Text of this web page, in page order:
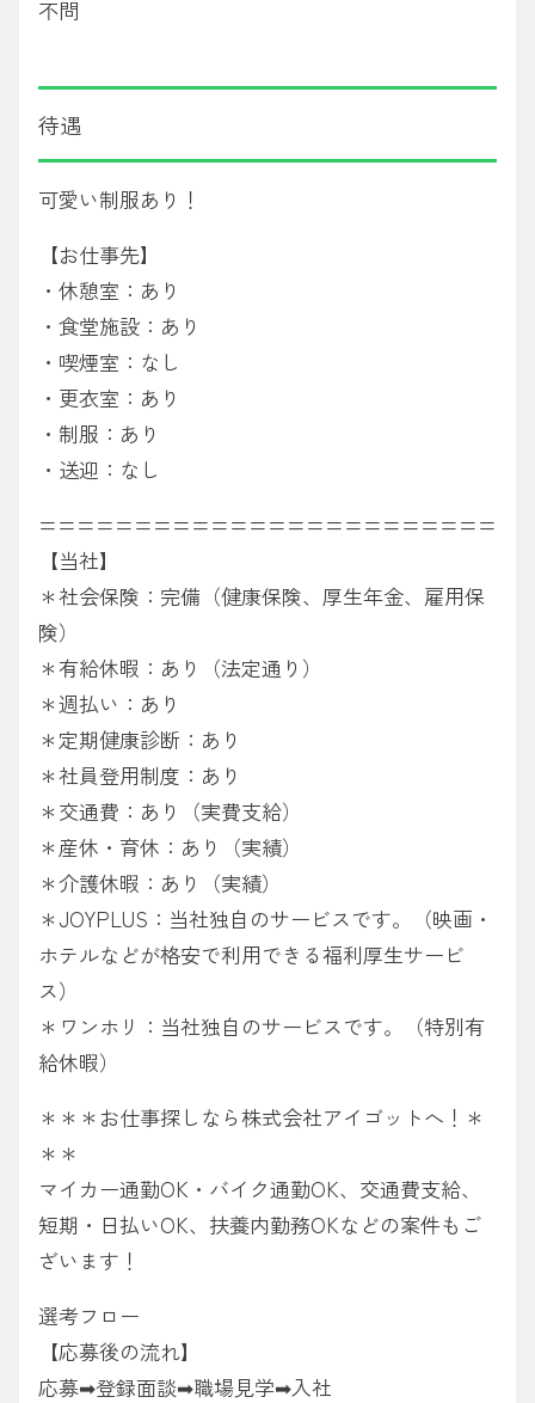
不問
待遇
可愛い制服あり！
【お仕事先】
・休憩室：あり
・食堂施設：あり
・喫煙室：なし
・更衣室：あり
・制服：あり
・送迎：なし
========================
【当社】
＊社会保険：完備（健康保険、厚生年金、雇用保
険）
＊有給休暇：あり（法定通り）
＊週払い：あり
＊定期健康診断：あり
＊社員登用制度：あり
＊交通費：あり（実費支給）
＊産休・育休：あり（実績）
＊介護休暇：あり（実績）
＊JOYPLUS：当社独自のサービスです。（映画・
ホテルなどが格安で利用できる福利厚生サービ
ス）
＊ワンホリ：当社独自のサービスです。（特別有
給休暇）
＊＊＊お仕事探しなら株式会社アイゴットへ！＊
＊＊
マイカー通勤OK・バイク通勤OK、交通費支給、
短期・日払いOK、扶養内勤務OKなどの案件もご
ざいます！
選考フロー
【応募後の流れ】
応募➡︎登録面談➡︎職場見学➡︎入社